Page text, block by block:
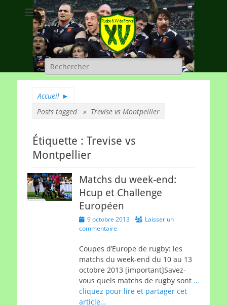
Rugby à XV de
France
A chacun son rugby
Rechercher :
Accueil ►
Posts tagged » Trevise vs Montpellier
Étiquette : Trevise vs
Montpellier
Matchs du week-end:
Hcup et Challenge
Européen
Posted
on
9 octobre 2013
Laisser un
commentaire
Coupes d’Europe de rugby: les
matchs du week-end du 10 au 13
octobre 2013 [important]Savez-
vous quels matchs de rugby sont …
cliquez pour lire et partager cet
article…